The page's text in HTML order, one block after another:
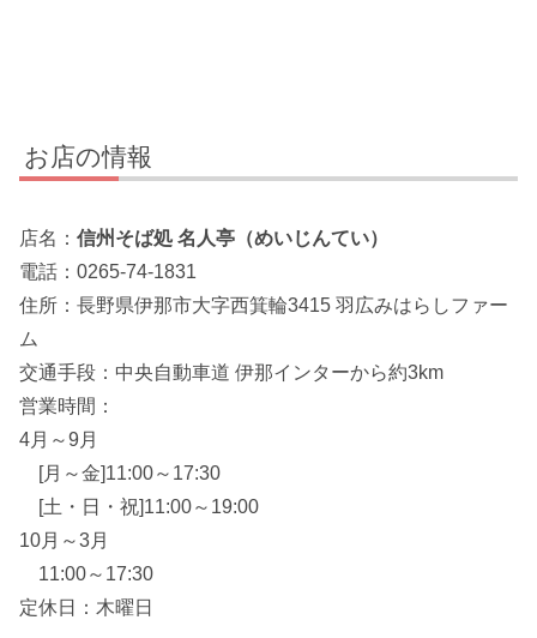
お店の情報
店名： 信州そば処 名人亭（めいじんてい）
電話：0265-74-1831
住所：長野県伊那市大字西箕輪3415 羽広みはらしファー
ム
交通手段：中央自動車道 伊那インターから約3km
営業時間：
4月～9月
[月～金]11:00～17:30
[土・日・祝]11:00～19:00
10月～3月
11:00～17:30
定休日：木曜日